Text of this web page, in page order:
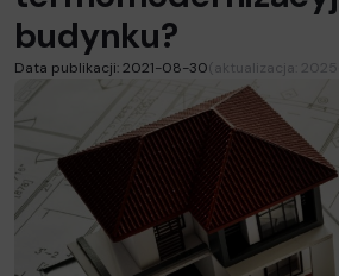
budynku?
Data publikacji: 2021-08-30(aktualizacja: